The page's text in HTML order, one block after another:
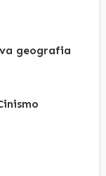
geografia